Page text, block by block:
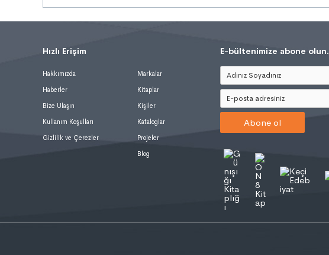
Hızlı Erişim
Hakkımızda
Haberler
Bize Ulaşın
Kullanım Koşulları
Gizlilik ve Çerezler
Markalar
Kitaplar
Kişiler
Kataloglar
Projeler
Blog
E-bültenimize abone olun.
Abone ol